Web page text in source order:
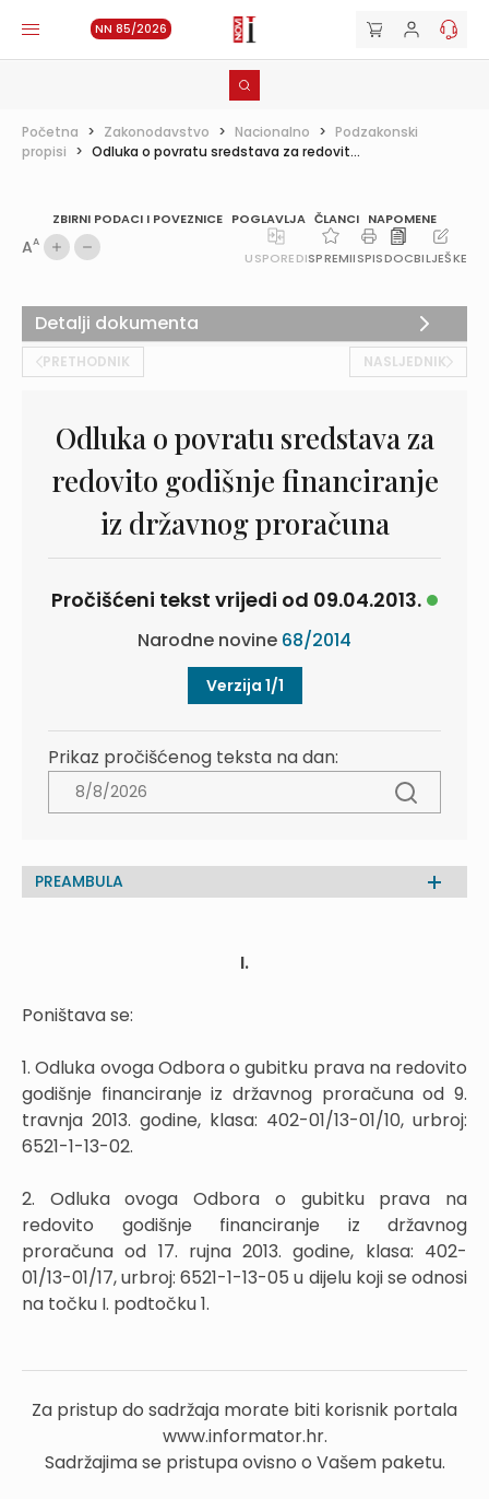
NN 85/2026
Početna > Zakonodavstvo > Nacionalno > Podzakonski
propisi > Odluka o povratu sredstava za redovit...
ZBIRNI PODACI I POVEZNICE POGLAVLJA ČLANCI NAPOMENE
AA
USPOREDISPREMIISPISDOCBILJEŠKE
PRETHODNIK NASLJEDNIK
Odluka o povratu sredstava za
redovito godišnje financiranje
iz državnog proračuna
Pročišćeni tekst vrijedi od 09.04.2013.
Narodne novine 68/2014
Verzija 1/1
Prikaz pročišćenog teksta na dan:
PREAMBULA
I.
Poništava se:
1. Odluka ovoga Odbora o gubitku prava na redovito
godišnje financiranje iz državnog proračuna od 9.
travnja 2013. godine, klasa: 402-01/13-01/10, urbroj:
6521-1-13-02.
2. Odluka ovoga Odbora o gubitku prava na
redovito godišnje financiranje iz državnog
proračuna od 17. rujna 2013. godine, klasa: 402-
01/13-01/17, urbroj: 6521-1-13-05 u dijelu koji se odnosi
na točku I. podtočku 1.
Za pristup do sadržaja morate biti korisnik portala
www.informator.hr.
Sadržajima se pristupa ovisno o Vašem paketu.
Detalji dokumenta